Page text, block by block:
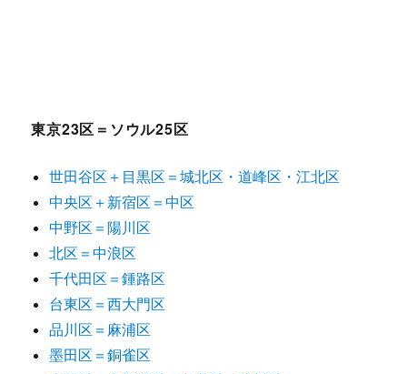
東京23区＝ソウル25区
世田谷区＋目黒区＝城北区・道峰区・江北区
中央区＋新宿区＝中区
中野区＝陽川区
北区＝中浪区
千代田区＝鍾路区
台東区＝西大門区
品川区＝麻浦区
墨田区＝銅雀区